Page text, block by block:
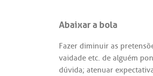
Abaixar a bola
Fazer diminuir as
vaidade etc. de alguém
dúvida; atenuar